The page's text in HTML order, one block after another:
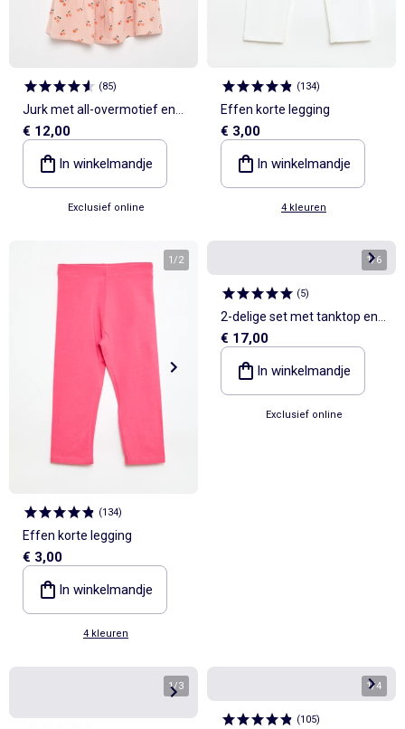
(85)
Jurk met all-overmotief en
fijne bandjes
€ 12,00
In winkelmandje
Exclusief online
(134)
Effen korte legging
€ 3,00
In winkelmandje
4 kleuren
1/2
(134)
Effen korte legging
€ 3,00
In winkelmandje
4 kleuren
1/6
(5)
2-delige set met tanktop en
short van badstof
€ 17,00
In winkelmandje
Exclusief online
1/3 1/4
(105)